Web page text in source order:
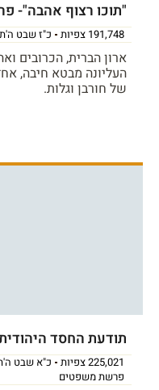
"תוכו רצוף אהבה"-
191,748 צפיות כ"ז שבט
ארון הברית, הכרובים
העליונה מבטא חיבה,
של חורבן וגלות.
תודעת החסד
225,021 צפיות
כ"א שבט
פרשת משפטים